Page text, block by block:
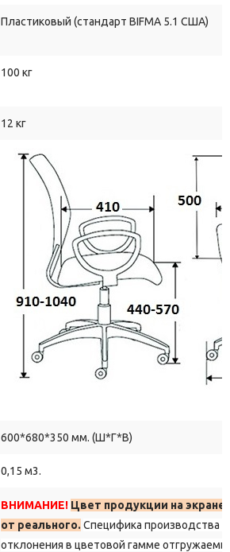
Пластиковый (стандарт BIFMA 5.1 США)
100 кг
12 кг
600*680*350 мм. (Ш*Г*В)
0,15 м3.
ВНИМАНИЕ! Цвет продукции на
от реального. Специфика производства
отклонения в цветовой гамме